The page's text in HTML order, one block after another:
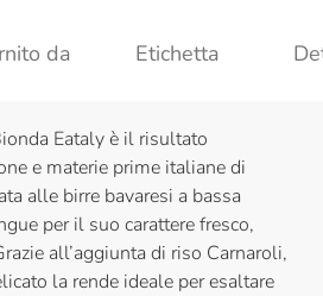
da Etichetta
Eataly è il risultato
e materie prime italiane di
alle birre bavaresi a bassa
per il suo carattere fresco,
all’aggiunta di riso Carnaroli,
la rende ideale per esaltare